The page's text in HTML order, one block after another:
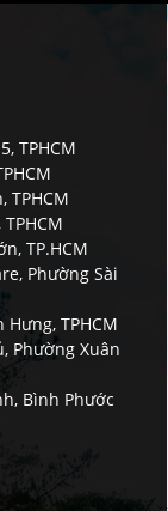
TPHCM
TPHCM
TP.HCM
Phường Sài
TPHCM
Phường Xuân
Bình Phước